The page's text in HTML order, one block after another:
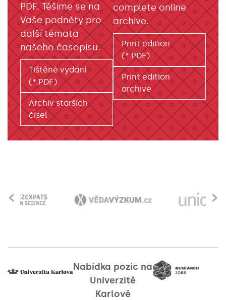
PDF. Těšíme se na
Vaše podněty pro
další témata
našeho časopisu.
Tištěné vydání
(*.PDF)
Archiv starších
čísel
complete online
archive.
Print edition
(*.PDF)
Print edition
archive
›
‹
Nabídka pozic na
Univerzitě
Karlově